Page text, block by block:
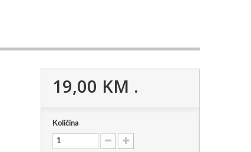
19,00 KM .
Količina